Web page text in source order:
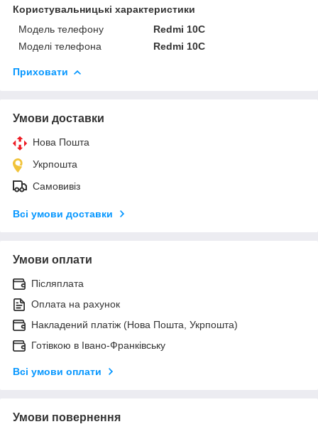
Користувальницькі характеристики
Модель телефону
Redmi 10С
Моделі телефона
Redmi 10С
Приховати
Умови доставки
Нова Пошта
Укрпошта
Самовивіз
Всі умови доставки
Умови оплати
Післяплата
Оплата на рахунок
Накладений платіж (Нова Пошта, Укрпошта)
Готівкою в Івано-Франківську
Всі умови оплати
Умови повернення